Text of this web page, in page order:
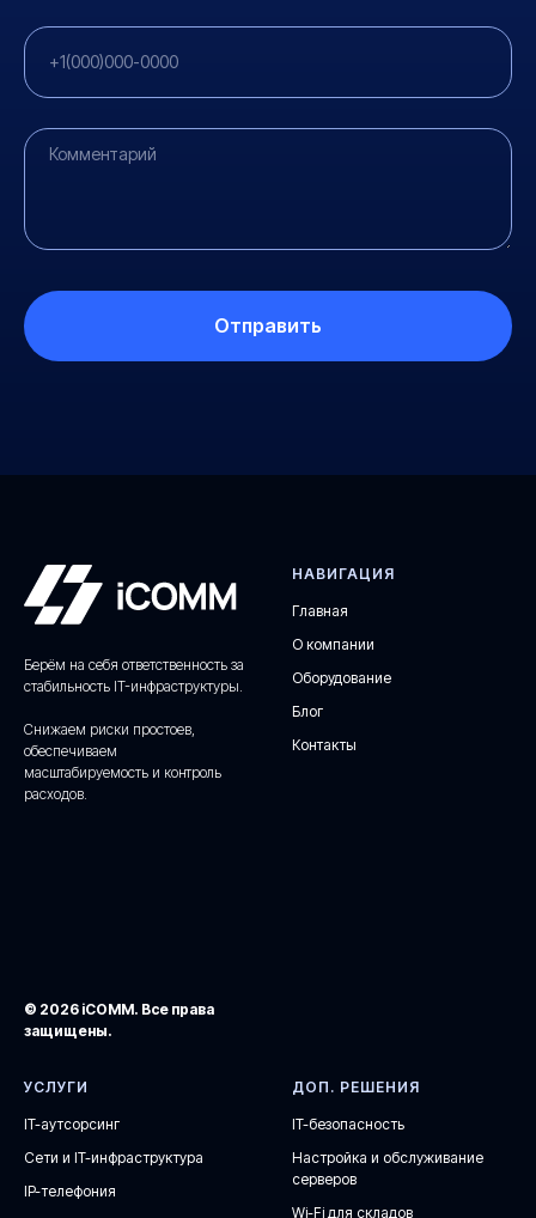
Отправить
Берём на себя ответственность за
стабильность IT-инфраструктуры.
Снижаем риски простоев,
обеспечиваем
масштабируемость и контроль
расходов.
© 2026 iCOMM. Все права
защищены.
НАВИГАЦИЯ
Главная
О компании
Оборудование
Блог
Контакты
УСЛУГИ
IT-аутсорсинг
Сети и IT-инфраструктура
IP-телефония
ДОП. РЕШЕНИЯ
IT-безопасность
Настройка и обслуживание
серверов
Wi-Fi для складов